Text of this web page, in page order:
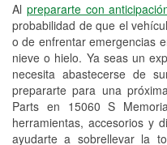
Al prepararte con
probabilidad de que el
o de enfrentar emergencias
nieve o hielo. Ya seas un
necesita abastecerse de
prepararte para una
Parts en 15060 S
herramientas, accesorios y
ayudarte a sobrellevar la
Mangueras
Snowstorm
Tornado
Conoce más